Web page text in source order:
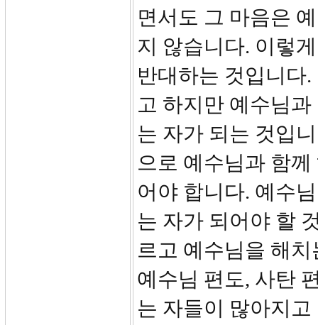
면서도 그 마음은
지 않습니다. 이렇
반대하는 것입니다
고 하지만 예수님
는 자가 되는 것입
으로 예수님과 함
어야 합니다. 예수
는 자가 되어야 할
르고 예수님을 해
예수님 편도, 사탄
는 자들이 많아지